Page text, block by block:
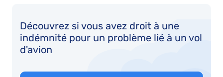
Découvrez si vous avez droit à une
indémnité pour un problème lié à un vol
d'avion